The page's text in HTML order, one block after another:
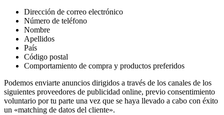
Dirección de correo electrónico
Número de teléfono
Nombre
Apellidos
País
Código postal
Comportamiento de compra y productos preferidos
Podemos enviarte anuncios dirigidos a través de los canales de los
siguientes proveedores de publicidad online, previo consentimiento
voluntario por tu parte una vez que se haya llevado a cabo con éxito
un «matching de datos del cliente».